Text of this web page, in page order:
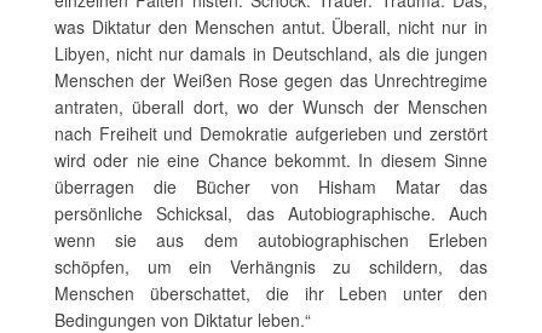
was Diktatur den Menschen antut. Überall, nicht nur in
Libyen, nicht nur damals in Deutschland, als die jungen
Menschen der Weißen Rose gegen das Unrechtregime
antraten, überall dort, wo der Wunsch der Menschen
nach Freiheit und Demokratie aufgerieben und zerstört
wird oder nie eine Chance bekommt. In diesem Sinne
überragen die Bücher von Hisham Matar das
persönliche Schicksal, das Autobiographische. Auch
wenn sie aus dem autobiographischen Erleben
schöpfen, um ein Verhängnis zu schildern, das
Menschen überschattet, die ihr Leben unter den
Bedingungen von Diktatur leben.“